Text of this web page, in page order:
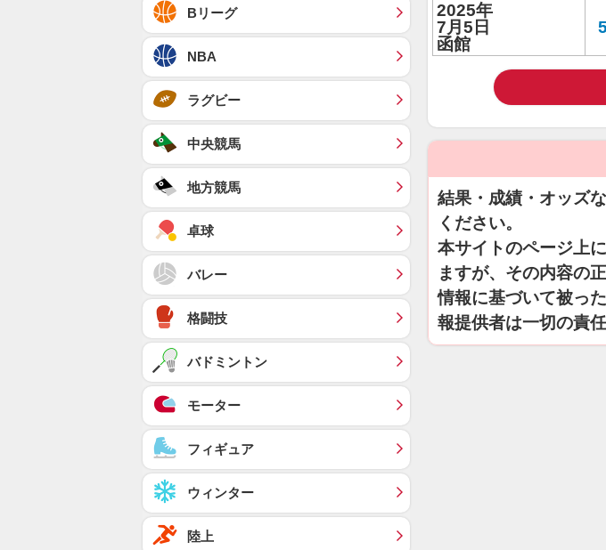
2025年
7月5日
函館
結果・成績・オッズ
ください。
本サイトのページ上
ますが、その内容の
情報に基づいて被っ
報提供者は一切の責
Bリーグ
NBA
ラグビー
中央競馬
地方競馬
卓球
バレー
格闘技
バドミントン
モーター
フィギュア
ウィンター
陸上